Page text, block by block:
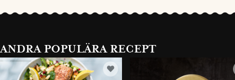
ANDRA POPULÄRA RECEPT